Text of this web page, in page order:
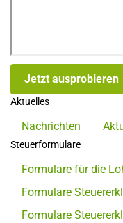
Jetzt ausprobieren
Aktuelles
Nachrichten
Steuerformulare
Formulare für die
Formulare
Formulare